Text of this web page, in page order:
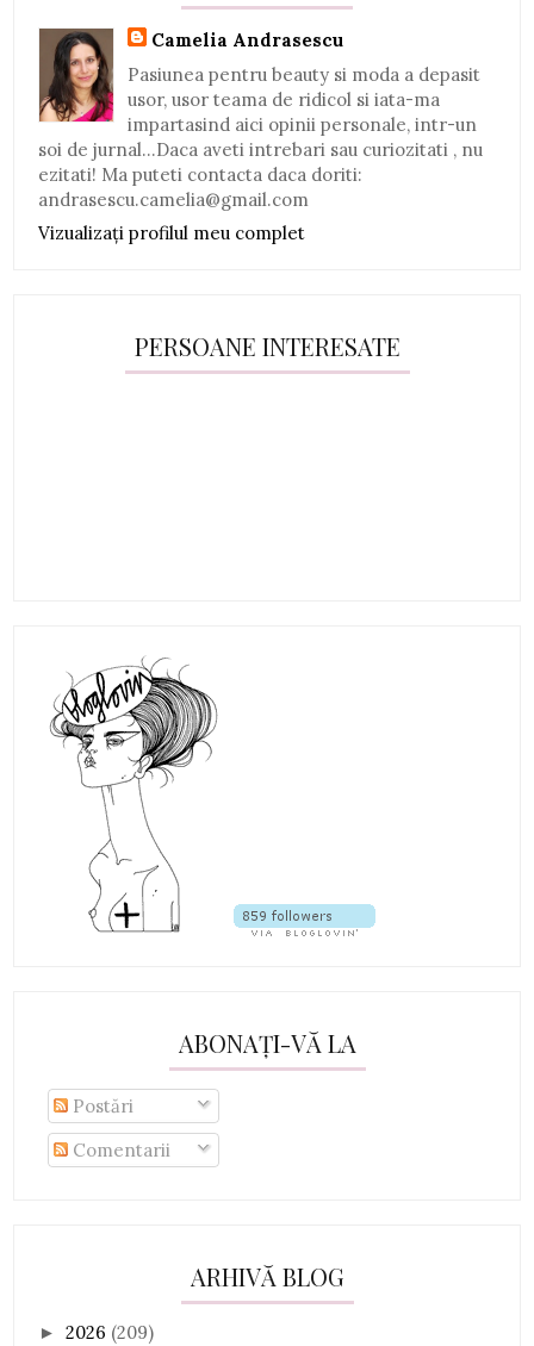
Camelia Andrasescu
Pasiunea pentru beauty si moda a depasit
usor, usor teama de ridicol si iata-ma
impartasind aici opinii personale, intr-un
soi de jurnal...Daca aveti intrebari sau curiozitati , nu
ezitati! Ma puteti contacta daca doriti:
andrasescu.camelia@gmail.com
Vizualizați profilul meu complet
PERSOANE INTERESATE
ABONAȚI-VĂ LA
Postări
Comentarii
ARHIVĂ BLOG
►2026 (209)